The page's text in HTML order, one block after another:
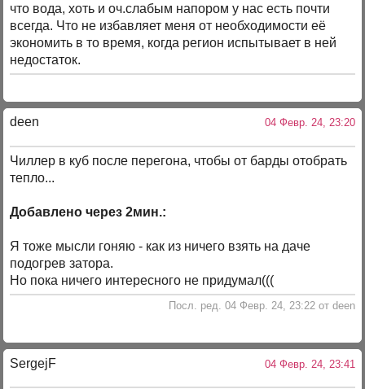
что вода, хоть и оч.слабым напором у нас есть почти
всегда. Что не избавляет меня от необходимости её
экономить в то время, когда регион испытывает в ней
недостаток.
deen 04 Февр. 24, 23:20
Чиллер в куб после перегона, чтобы от барды отобрать
тепло...
Добавлено через 2мин.:
Я тоже мысли гоняю - как из ничего взять на даче
подогрев затора.
Но пока ничего интересного не придумал(((
Посл. ред. 04 Февр. 24, 23:22 от deen
SergejF 04 Февр. 24, 23:41